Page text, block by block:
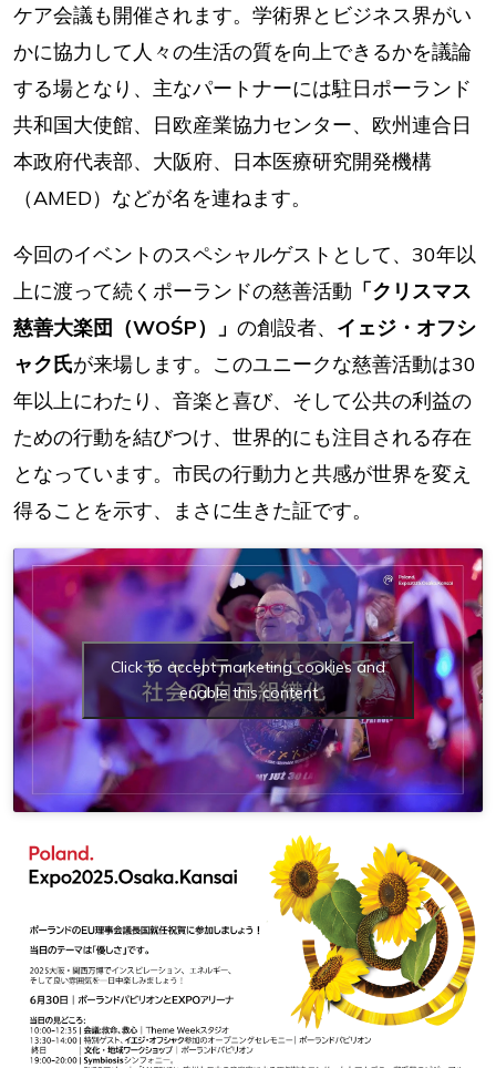
ケア会議も開催されます。学術界とビジネス界がい
かに協力して人々の生活の質を向上できるかを議論
する場となり、主なパートナーには駐日ポーランド
共和国大使館、日欧産業協力センター、欧州連合日
本政府代表部、大阪府、日本医療研究開発機構
（AMED）などが名を連ねます。
今回のイベントのスペシャルゲストとして、30年以
上に渡って続くポーランドの慈善活動 「クリスマス
慈善大楽団（WOŚP）」 の創設者、 イェジ・オフシ
ャク氏が来場します。このユニークな慈善活動は30
年以上にわたり、音楽と喜び、そして公共の利益の
ための行動を結びつけ、世界的にも注目される存在
となっています。市民の行動力と共感が世界を変え
得ることを示す、まさに生きた証です。
Click to accept marketing cookies and
enable this content